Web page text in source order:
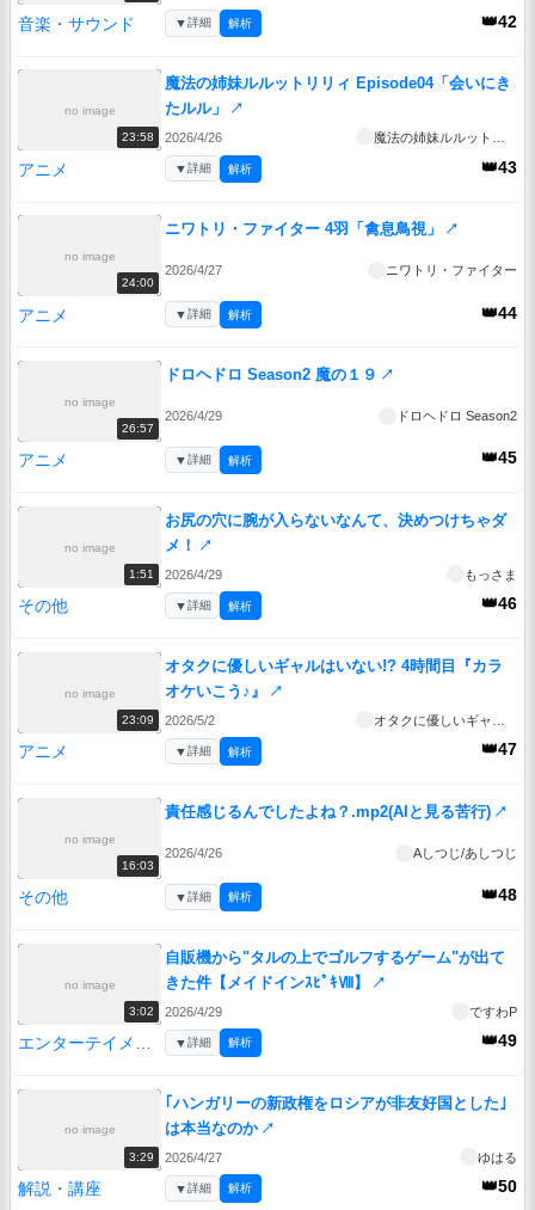
音楽・サウンド 👑42
▼詳細 解析
no image
23:58
魔法の姉妹ルルットリリィ Episode04「会いにき
たルル」
↗
2026/4/26
アニメ 👑43
▼詳細 解析
no image
24:00
ニワトリ・ファイター 4羽「禽息鳥視」 ↗
2026/4/27 ニワトリ・ファイター
アニメ 👑44
▼詳細 解析
no image
26:57
ドロヘドロ Season2 魔の１９ ↗
2026/4/29 ドロヘドロ Season2
アニメ 👑45
▼詳細 解析
no image
1:51
お尻の穴に腕が入らないなんて、決めつけちゃダ
メ！
↗
2026/4/29 もっさま
その他 👑46
▼詳細 解析
no image
23:09
オタクに優しいギャルはいない!? 4時間目『カラ
オケいこう♪』
↗
2026/5/2
アニメ 👑47
▼詳細 解析
no image
16:03
責任感じるんでしたよね？.mp2(AIと見る苦行) ↗
2026/4/26 Aしつじ/あしつじ
その他 👑48
▼詳細 解析
no image
3:02
自販機から"タルの上でゴルフするゲーム"が出て
きた件【メイドインｽﾋﾟｷⅧ】
↗
2026/4/29 ですわP
👑49
▼詳細 解析
no image
3:29
｢ハンガリーの新政権をロシアが非友好国とした｣
は本当なのか ↗
2026/4/27 ゆはる
解説・講座 👑50
▼詳細 解析